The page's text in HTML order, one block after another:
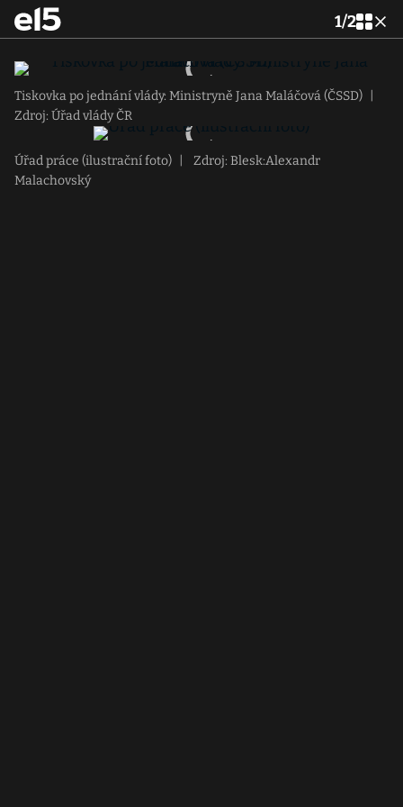
1/2
Tiskovka po jednání vlády: Ministryně Jana Maláčová (ČSSD)
Zdroj: Úřad vlády ČR
Úřad práce (ilustrační foto)
Zdroj: Blesk:Alexandr
Malachovský